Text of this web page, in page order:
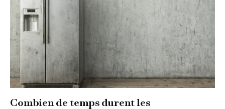
Combien de temps durent les